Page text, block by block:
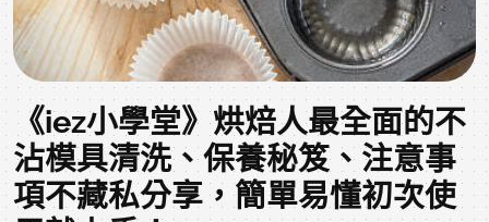
《iez小學堂》烘焙人最全面的不
沾模具清洗、保養秘笈、注意事
項不藏私分享，簡單易懂初次使